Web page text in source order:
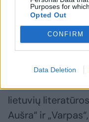
Purposes for
Opted Out
CONFIRM
Data Deletion
kūrinys, lyg
lietuviškų
XIX a.
spausdinamos
rašmenimis –
lietuvių
Aušra“ ir